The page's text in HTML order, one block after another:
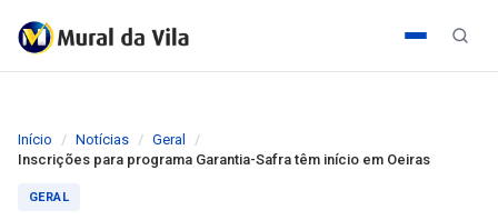
Início Notícias
Geral
Inscrições para programa Garantia-Safra têm início em Oeiras
GERAL